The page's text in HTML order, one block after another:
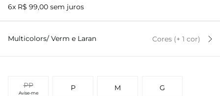
6x R$ 99,00 sem juros
Multicolors/ Verm e Laran Cores (+ 1 cor)
PP
Avise-me
P M G